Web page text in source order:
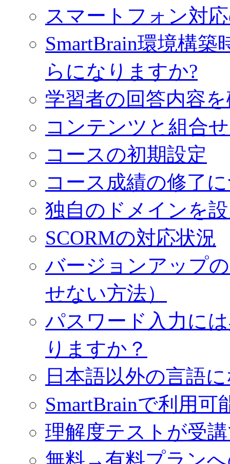
スマートフォン対
SmartBrain環境構
らになりますか?
学習者の回答内容
コンテンツと組合
コースの初期設定
コース成績の修了
独自のドメインを
SCORMの対応状況
バージョンアップ
せない方法）
パスワード入力に
りますか？
日本語以外の言語
SmartBrainで利用
理解度テストが受